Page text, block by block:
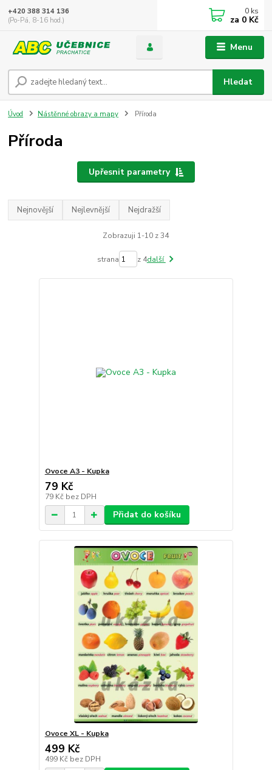
Menu
Hledat
+420 388 314 136
(Po-Pá, 8-16 hod.)
0 ks
za 0 Kč
Úvod Nástěnné obrazy a mapy Příroda
Příroda
Upřesnit parametry
Nejnovější Nejlevnější Nejdražší
Zobrazuji 1-10 z 34
strana z 4další
Ovoce A3 - Kupka
79 Kč
79 Kč bez DPH
Přidat do košíku
Ovoce XL - Kupka
499 Kč
499 Kč bez DPH